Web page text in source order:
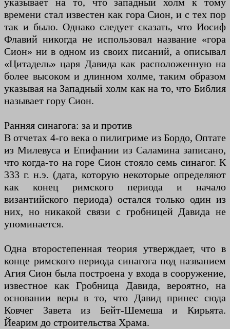
времени стал известен как гора Сион, и с тех пор
так и было. Однако следует сказать, что Иосиф
Флавий никогда не использовал название «гора
Сион» ни в одном из своих писаний, а описывал
«Цитадель» царя Давида как расположенную на
более высоком и длинном холме, таким образом
указывая на Западный холм как на то, что Библия
называет гору Сион.
Ранняя синагога: за и против
В отчетах 4-го века о пилигриме из Бордо, Оптате
из Милевуса и Епифании из Саламина записано,
что когда-то на горе Сион стояло семь синагог. К
333 г. н.э. (дата, которую некоторые определяют
как конец римского периода и начало
византийского периода) остался только один из
них, но никакой связи с гробницей Давида не
упоминается.
Одна второстепенная теория утверждает, что в
конце римского периода синагога под названием
Агия Сион была построена у входа в сооружение,
известное как Гробница Давида, вероятно, на
основании веры в то, что Давид принес сюда
Ковчег Завета из Бейт-Шемеша и Кирьята.
Йеарим до строительства Храма.